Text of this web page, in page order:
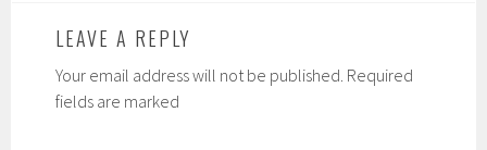
LEAVE A REPLY
Your email address will not be published. Required
fields are marked